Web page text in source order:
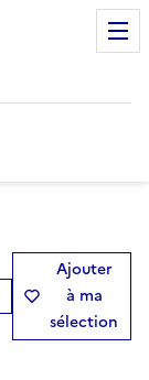
Ajouter
à ma
sélection